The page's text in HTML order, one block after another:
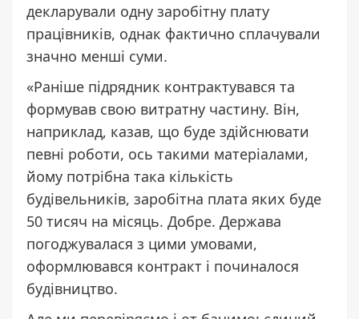
декларували одну заробітну плату
працівників, однак фактично сплачували
значно менші суми.
«Раніше підрядник контрактувався та
формував свою витратну частину. Він,
наприклад, казав, що буде здійснювати
певні роботи, ось такими матеріалами,
йому потрібна така кількість
будівельників, заробітна плата яких буде
50 тисяч на місяць. Добре. Держава
погоджувалася з цими умовами,
оформлювався контракт і починалося
будівництво.